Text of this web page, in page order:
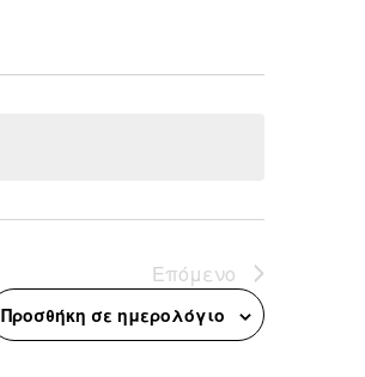
Επόμενο
Προσθήκη σε ημερολόγιο